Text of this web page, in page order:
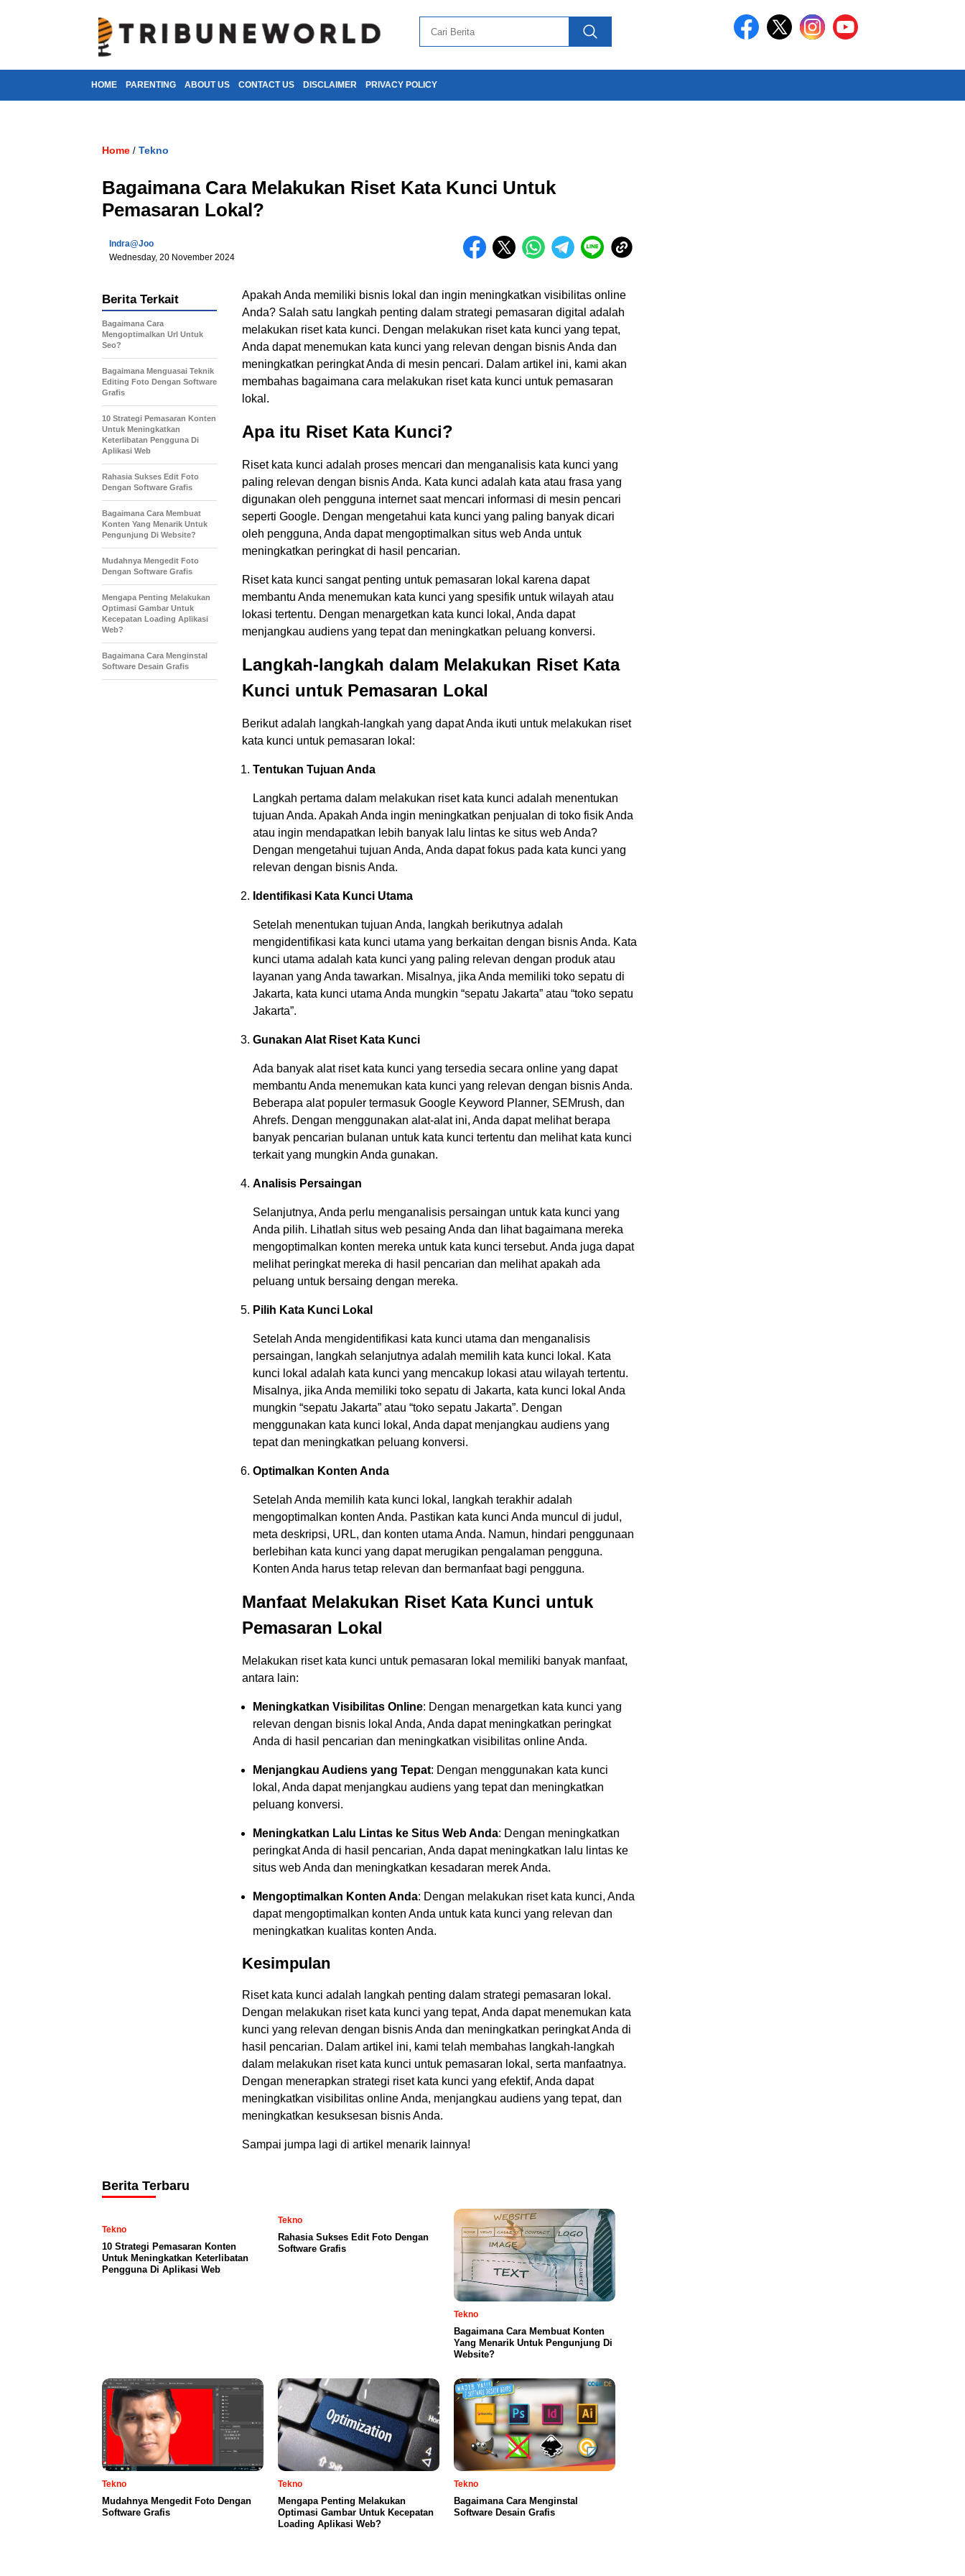
HOME PARENTING ABOUT US CONTACT US DISCLAIMER PRIVACY POLICY
Home / Tekno
Bagaimana Cara Melakukan Riset Kata Kunci Untuk
Pemasaran Lokal?
Indra@joo
Wednesday, 20 November 2024
Apakah Anda memiliki bisnis lokal dan ingin meningkatkan visibilitas online
Anda? Salah satu langkah penting dalam strategi pemasaran digital adalah
melakukan riset kata kunci. Dengan melakukan riset kata kunci yang tepat,
Anda dapat menemukan kata kunci yang relevan dengan bisnis Anda dan
meningkatkan peringkat Anda di mesin pencari. Dalam artikel ini, kami akan
membahas bagaimana cara melakukan riset kata kunci untuk pemasaran
lokal.
Apa itu Riset Kata Kunci?
Riset kata kunci adalah proses mencari dan menganalisis kata kunci yang
paling relevan dengan bisnis Anda. Kata kunci adalah kata atau frasa yang
digunakan oleh pengguna internet saat mencari informasi di mesin pencari
seperti Google. Dengan mengetahui kata kunci yang paling banyak dicari
oleh pengguna, Anda dapat mengoptimalkan situs web Anda untuk
meningkatkan peringkat di hasil pencarian.
Riset kata kunci sangat penting untuk pemasaran lokal karena dapat
membantu Anda menemukan kata kunci yang spesifik untuk wilayah atau
lokasi tertentu. Dengan menargetkan kata kunci lokal, Anda dapat
menjangkau audiens yang tepat dan meningkatkan peluang konversi.
Langkah-langkah dalam Melakukan Riset Kata
Kunci untuk Pemasaran Lokal
Berikut adalah langkah-langkah yang dapat Anda ikuti untuk melakukan riset
kata kunci untuk pemasaran lokal:
Tentukan Tujuan Anda
Langkah pertama dalam melakukan riset kata kunci adalah menentukan
tujuan Anda. Apakah Anda ingin meningkatkan penjualan di toko fisik Anda
atau ingin mendapatkan lebih banyak lalu lintas ke situs web Anda?
Dengan mengetahui tujuan Anda, Anda dapat fokus pada kata kunci yang
relevan dengan bisnis Anda.
Identifikasi Kata Kunci Utama
Setelah menentukan tujuan Anda, langkah berikutnya adalah
mengidentifikasi kata kunci utama yang berkaitan dengan bisnis Anda. Kata
kunci utama adalah kata kunci yang paling relevan dengan produk atau
layanan yang Anda tawarkan. Misalnya, jika Anda memiliki toko sepatu di
Jakarta, kata kunci utama Anda mungkin “sepatu Jakarta” atau “toko sepatu
Jakarta”.
Gunakan Alat Riset Kata Kunci
Ada banyak alat riset kata kunci yang tersedia secara online yang dapat
membantu Anda menemukan kata kunci yang relevan dengan bisnis Anda.
Beberapa alat populer termasuk Google Keyword Planner, SEMrush, dan
Ahrefs. Dengan menggunakan alat-alat ini, Anda dapat melihat berapa
banyak pencarian bulanan untuk kata kunci tertentu dan melihat kata kunci
terkait yang mungkin Anda gunakan.
Analisis Persaingan
Selanjutnya, Anda perlu menganalisis persaingan untuk kata kunci yang
Anda pilih. Lihatlah situs web pesaing Anda dan lihat bagaimana mereka
mengoptimalkan konten mereka untuk kata kunci tersebut. Anda juga dapat
melihat peringkat mereka di hasil pencarian dan melihat apakah ada
peluang untuk bersaing dengan mereka.
Pilih Kata Kunci Lokal
Setelah Anda mengidentifikasi kata kunci utama dan menganalisis
persaingan, langkah selanjutnya adalah memilih kata kunci lokal. Kata
kunci lokal adalah kata kunci yang mencakup lokasi atau wilayah tertentu.
Misalnya, jika Anda memiliki toko sepatu di Jakarta, kata kunci lokal Anda
mungkin “sepatu Jakarta” atau “toko sepatu Jakarta”. Dengan
menggunakan kata kunci lokal, Anda dapat menjangkau audiens yang
tepat dan meningkatkan peluang konversi.
Optimalkan Konten Anda
Setelah Anda memilih kata kunci lokal, langkah terakhir adalah
mengoptimalkan konten Anda. Pastikan kata kunci Anda muncul di judul,
meta deskripsi, URL, dan konten utama Anda. Namun, hindari penggunaan
berlebihan kata kunci yang dapat merugikan pengalaman pengguna.
Konten Anda harus tetap relevan dan bermanfaat bagi pengguna.
Manfaat Melakukan Riset Kata Kunci untuk
Pemasaran Lokal
Melakukan riset kata kunci untuk pemasaran lokal memiliki banyak manfaat,
antara lain:
Meningkatkan Visibilitas Online: Dengan menargetkan kata kunci yang
relevan dengan bisnis lokal Anda, Anda dapat meningkatkan peringkat
Anda di hasil pencarian dan meningkatkan visibilitas online Anda.
Menjangkau Audiens yang Tepat: Dengan menggunakan kata kunci
lokal, Anda dapat menjangkau audiens yang tepat dan meningkatkan
peluang konversi.
Meningkatkan Lalu Lintas ke Situs Web Anda: Dengan meningkatkan
peringkat Anda di hasil pencarian, Anda dapat meningkatkan lalu lintas ke
situs web Anda dan meningkatkan kesadaran merek Anda.
Mengoptimalkan Konten Anda: Dengan melakukan riset kata kunci, Anda
dapat mengoptimalkan konten Anda untuk kata kunci yang relevan dan
meningkatkan kualitas konten Anda.
Kesimpulan
Riset kata kunci adalah langkah penting dalam strategi pemasaran lokal.
Dengan melakukan riset kata kunci yang tepat, Anda dapat menemukan kata
kunci yang relevan dengan bisnis Anda dan meningkatkan peringkat Anda di
hasil pencarian. Dalam artikel ini, kami telah membahas langkah-langkah
dalam melakukan riset kata kunci untuk pemasaran lokal, serta manfaatnya.
Dengan menerapkan strategi riset kata kunci yang efektif, Anda dapat
meningkatkan visibilitas online Anda, menjangkau audiens yang tepat, dan
meningkatkan kesuksesan bisnis Anda.
Sampai jumpa lagi di artikel menarik lainnya!
Berita Terkait
Bagaimana Cara
Mengoptimalkan Url Untuk
Seo?
Bagaimana Menguasai Teknik
Editing Foto Dengan Software
Grafis
10 Strategi Pemasaran Konten
Untuk Meningkatkan
Keterlibatan Pengguna Di
Aplikasi Web
Rahasia Sukses Edit Foto
Dengan Software Grafis
Bagaimana Cara Membuat
Konten Yang Menarik Untuk
Pengunjung Di Website?
Mudahnya Mengedit Foto
Dengan Software Grafis
Mengapa Penting Melakukan
Optimasi Gambar Untuk
Kecepatan Loading Aplikasi
Web?
Bagaimana Cara Menginstal
Software Desain Grafis
Berita Terbaru
Tekno
10 Strategi Pemasaran Konten
Untuk Meningkatkan Keterlibatan
Pengguna Di Aplikasi Web
Tekno
Rahasia Sukses Edit Foto Dengan
Software Grafis
Tekno
Bagaimana Cara Membuat Konten
Yang Menarik Untuk Pengunjung Di
Website?
Tekno
Mudahnya Mengedit Foto Dengan
Software Grafis
Tekno
Mengapa Penting Melakukan
Optimasi Gambar Untuk Kecepatan
Loading Aplikasi Web?
Tekno
Bagaimana Cara Menginstal
Software Desain Grafis